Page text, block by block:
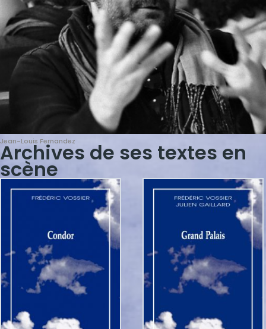
Jean-Louis Fernandez
Archives de ses textes en
scène